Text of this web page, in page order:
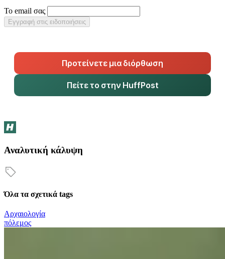
Το email σας
Εγγραφή στις ειδοποιήσεις
Προτείνετε μια διόρθωση
Πείτε το στην HuffPost
Αναλυτική κάλυψη
Όλα τα σχετικά tags
Αρχαιολογία
πόλεμος